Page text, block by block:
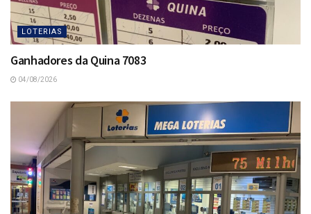
LOTERIAS
Ganhadores da Quina 7083
04/08/2026